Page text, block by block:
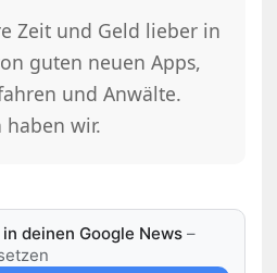
Zeit und Geld lieber in
guten neuen Apps,
und Anwälte.
haben wir.
deinen Google News –